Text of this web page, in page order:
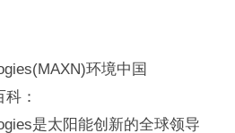
环境中国
：
是太阳能创新的全球领导